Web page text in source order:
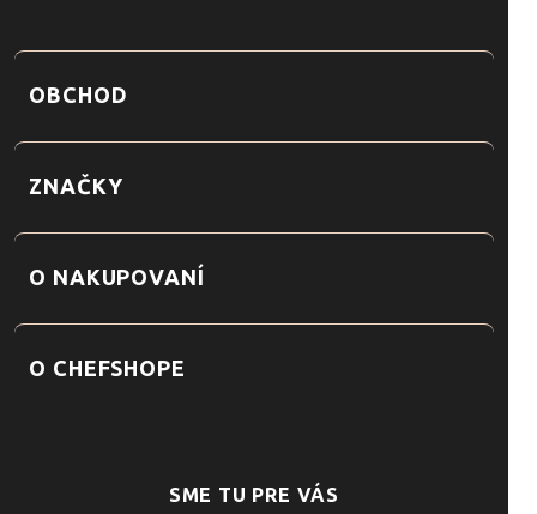
OBCHOD
ZNAČKY
O NAKUPOVANÍ
O CHEFSHOPE
SME TU PRE VÁS